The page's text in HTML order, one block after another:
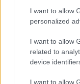
I want to allow
personalized
I want to allow
related to
device
I want to allow